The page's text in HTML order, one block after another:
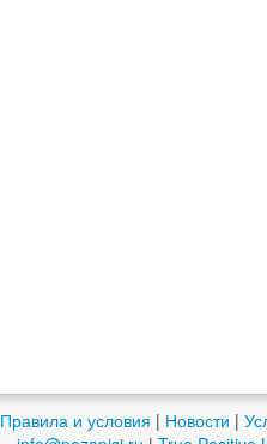
Правила и условия | Новости |